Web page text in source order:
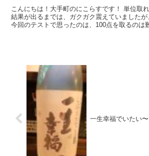
こんにちは！大手町のにこらすです！ 単位取れました、藤武です。
結果が出るまでは、ガクガク震えていました
今回のテストで思ったのは、100点を取るのは
一生幸福でいたい〜